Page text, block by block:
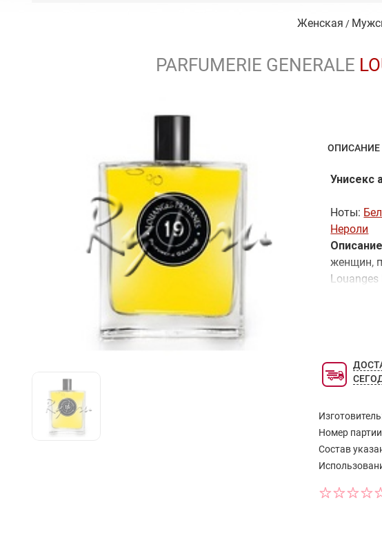
Женская /
PARFUMERIE GENERALE
ОПИСАНИЕ
Унисекс
Ноты:
Нероли
женщин,
Номер
Состав